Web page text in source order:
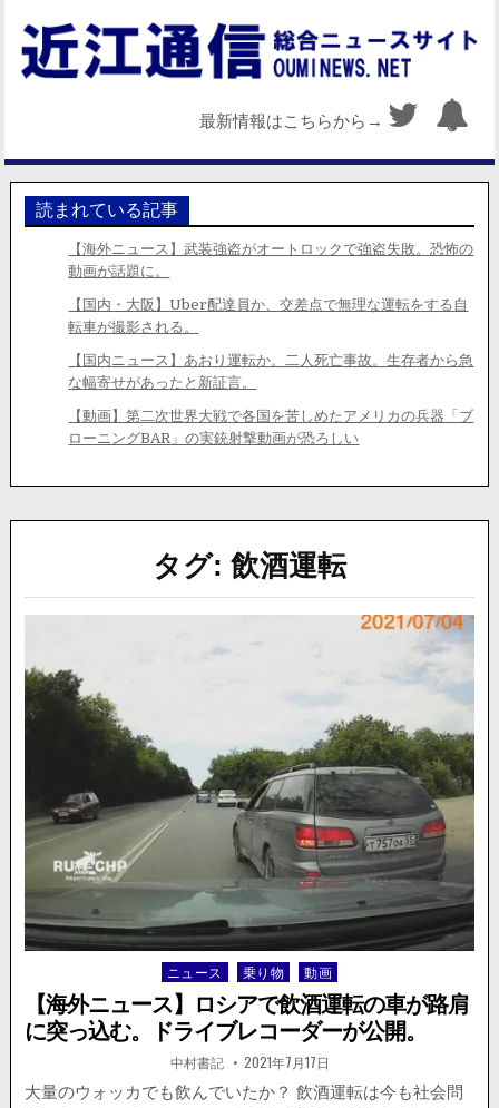
最新情報はこちらから→
読まれている記事
【海外ニュース】武装強盗がオートロックで強盗失敗。恐怖の
動画が話題に。
【国内・大阪】Uber配達員か、交差点で無理な運転をする自
転車が撮影される。
【国内ニュース】あおり運転か。二人死亡事故。生存者から急
な幅寄せがあったと新証言。
【動画】第二次世界大戦で各国を苦しめたアメリカの兵器「ブ
ローニングBAR」の実銃射撃動画が恐ろしい
タグ: 飲酒運転
Posted
in
ニュース 乗り物 動画
【海外ニュース】ロシアで飲酒運転の車が路肩
に突っ込む。ドライブレコーダーが公開。
著
者:
中村書記 掲
載
日：
2021年7月17日
大量のウォッカでも飲んでいたか？ 飲酒運転は今も社会問